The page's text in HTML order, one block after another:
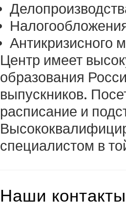
Антикризисного
Центр имеет
образования
выпускников.
расписание и
специалистом в
Наши контакты